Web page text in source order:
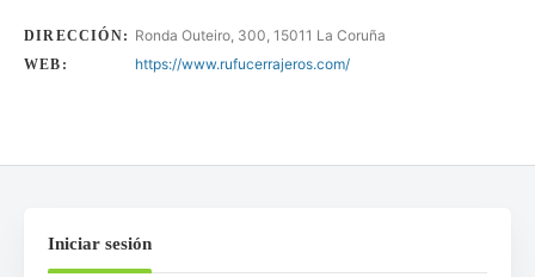
DIRECCIÓN: Ronda Outeiro, 300, 15011 La Coruña
WEB: https://www.rufucerrajeros.com/
Iniciar sesión